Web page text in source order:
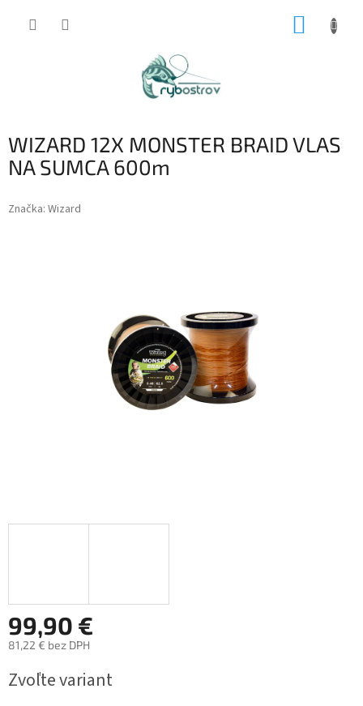
WIZARD 12X MONSTER BRAID VLAS
NA SUMCA 600m
Značka: Wizard
99,90 €
81,22 € bez DPH
cena:
Zvoľte variant